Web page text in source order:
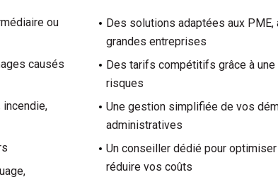
ou
causés
incendie,
Des solutions adaptées aux PME,
grandes entreprises
Des tarifs compétitifs grâce à
risques
Une gestion simplifiée de vos
administratives
Un conseiller dédié pour
réduire vos coûts